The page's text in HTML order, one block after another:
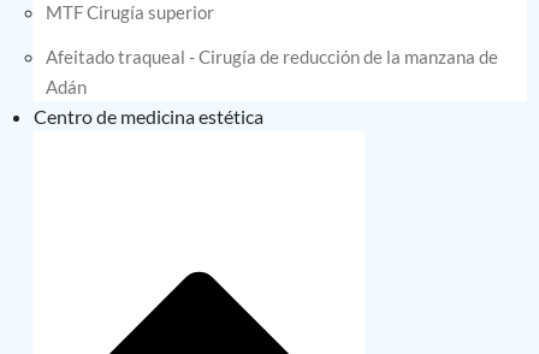
MTF Cirugía superior
Afeitado traqueal - Cirugía de reducción de la manzana de
Adán
Centro de medicina estética